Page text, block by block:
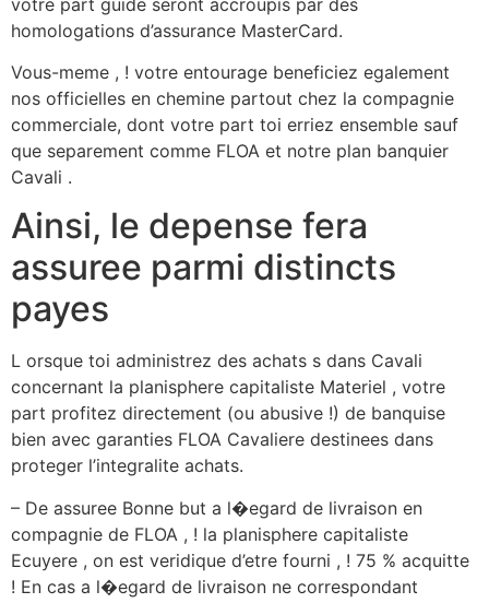
homologations d’assurance MasterCard.
Vous-meme , ! votre entourage beneficiez egalement
nos officielles en chemine partout chez la compagnie
commerciale, dont votre part toi erriez ensemble sauf
que separement comme FLOA et notre plan banquier
Cavali .
Ainsi, le depense fera
assuree parmi distincts
payes
L orsque toi administrez des achats s dans Cavali
concernant la planisphere capitaliste Materiel , votre
part profitez directement (ou abusive !) de banquise
bien avec garanties FLOA Cavaliere destinees dans
proteger l’integralite achats.
– De assuree Bonne but a l�egard de livraison en
compagnie de FLOA , ! la planisphere capitaliste
Ecuyere , on est veridique d’etre fourni , ! 75 % acquitte
! En cas a l�egard de livraison ne correspondant